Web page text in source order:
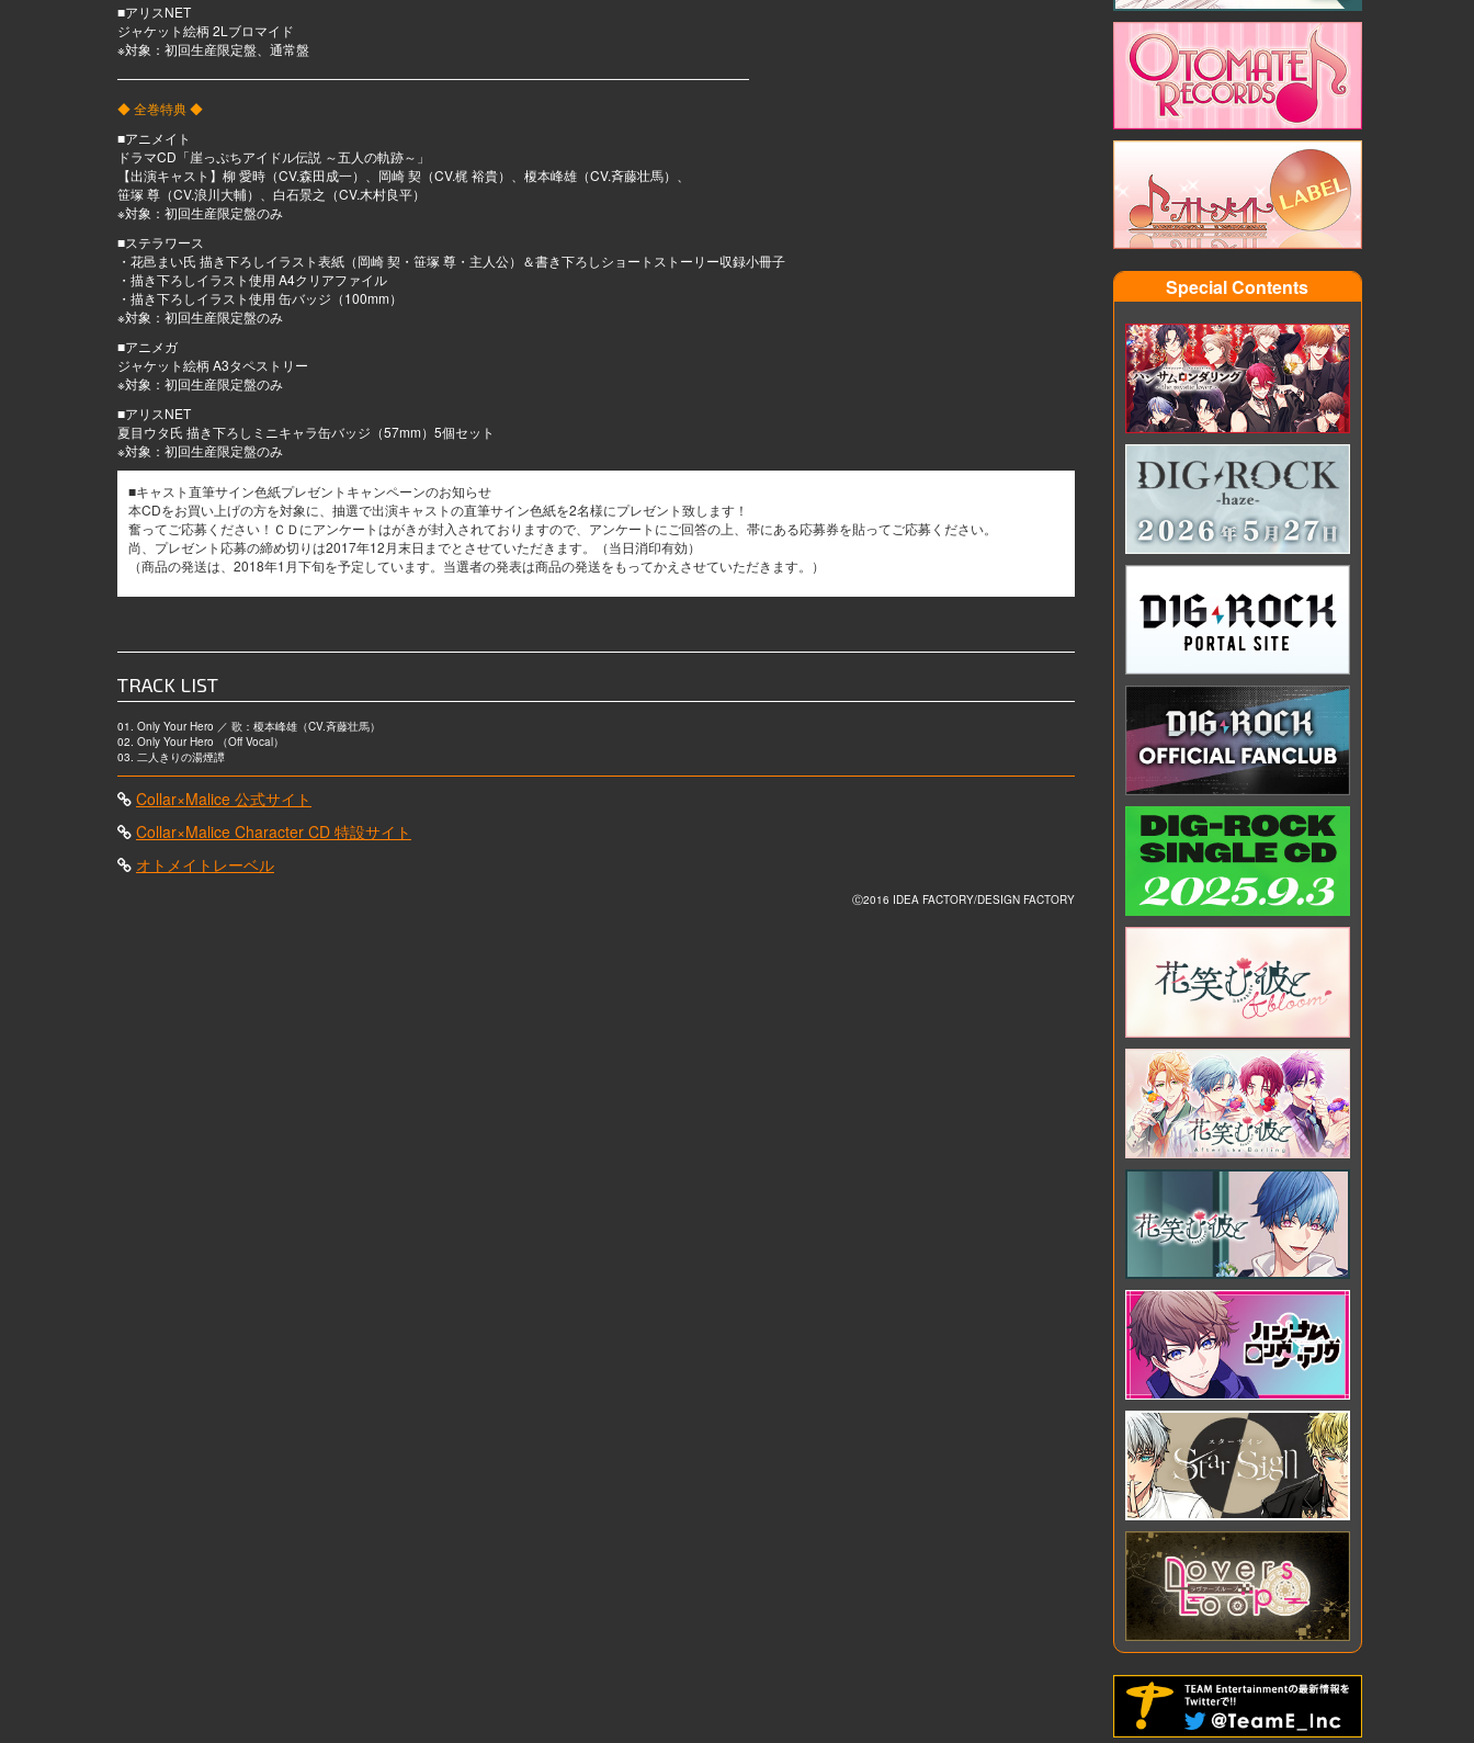
■アリスNET
ジャケット絵柄 2Lブロマイド
※対象：初回生産限定盤、通常盤
━━━━━━━━━━━━━━━━━━━━━━━━━━━━━━━━━━━━━━━━━━━━━━━━
◆ 全巻特典 ◆
■アニメイト
ドラマCD「崖っぷちアイドル伝説 ～五人の軌跡～」
【出演キャスト】柳 愛時（CV.森田成一）、岡崎 契（CV.梶 裕貴）、榎本峰雄（CV.斉藤壮馬）、
笹塚 尊（CV.浪川大輔）、白石景之（CV.木村良平）
※対象：初回生産限定盤のみ
■ステラワース
・花邑まい氏 描き下ろしイラスト表紙（岡崎 契・笹塚 尊・主人公）＆書き下ろしショートストーリー収録小冊子
・描き下ろしイラスト使用 A4クリアファイル
・描き下ろしイラスト使用 缶バッジ（100mm）
※対象：初回生産限定盤のみ
■アニメガ
ジャケット絵柄 A3タペストリー
※対象：初回生産限定盤のみ
■アリスNET
夏目ウタ氏 描き下ろしミニキャラ缶バッジ（57mm）5個セット
※対象：初回生産限定盤のみ
■キャスト直筆サイン色紙プレゼントキャンペーンのお知らせ
本CDをお買い上げの方を対象に、抽選で出演キャストの直筆サイン色紙を2名様にプレゼント致します！
奮ってご応募ください！ＣＤにアンケートはがきが封入されておりますので、アンケートにご回答の上、帯にある応募券を貼ってご応募ください。
尚、プレゼント応募の締め切りは2017年12月末日までとさせていただきます。（当日消印有効）
（商品の発送は、2018年1月下旬を予定しています。当選者の発表は商品の発送をもってかえさせていただきます。）
TRACK LIST
01. Only Your Hero ／ 歌：榎本峰雄（CV.斉藤壮馬）
02. Only Your Hero （Off Vocal）
03. 二人きりの湯煙譚
Collar×Malice 公式サイト
Collar×Malice Character CD 特設サイト
オトメイトレーベル
Ⓒ2016 IDEA FACTORY/DESIGN FACTORY
Special Contents